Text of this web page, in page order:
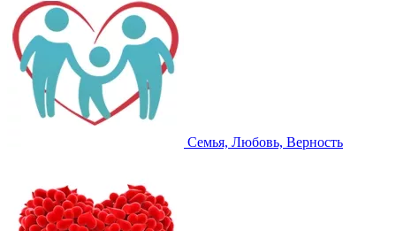
Семья, Любовь, Верность